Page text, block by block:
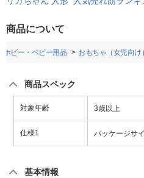
商品について
ホビー・ベビー用品 おもちゃ（女児向け）
商品スペック
対象年齢 3歳以上
仕様1 パッケージサ
基本情報